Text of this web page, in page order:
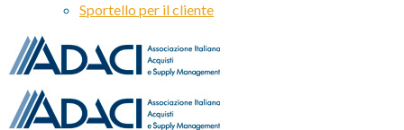
Sportello per il cliente